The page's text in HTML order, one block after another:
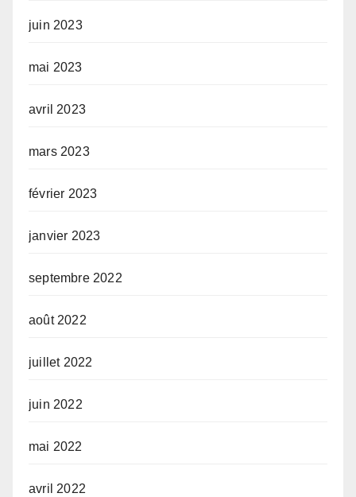
juin 2023
mai 2023
avril 2023
mars 2023
février 2023
janvier 2023
septembre 2022
août 2022
juillet 2022
juin 2022
mai 2022
avril 2022